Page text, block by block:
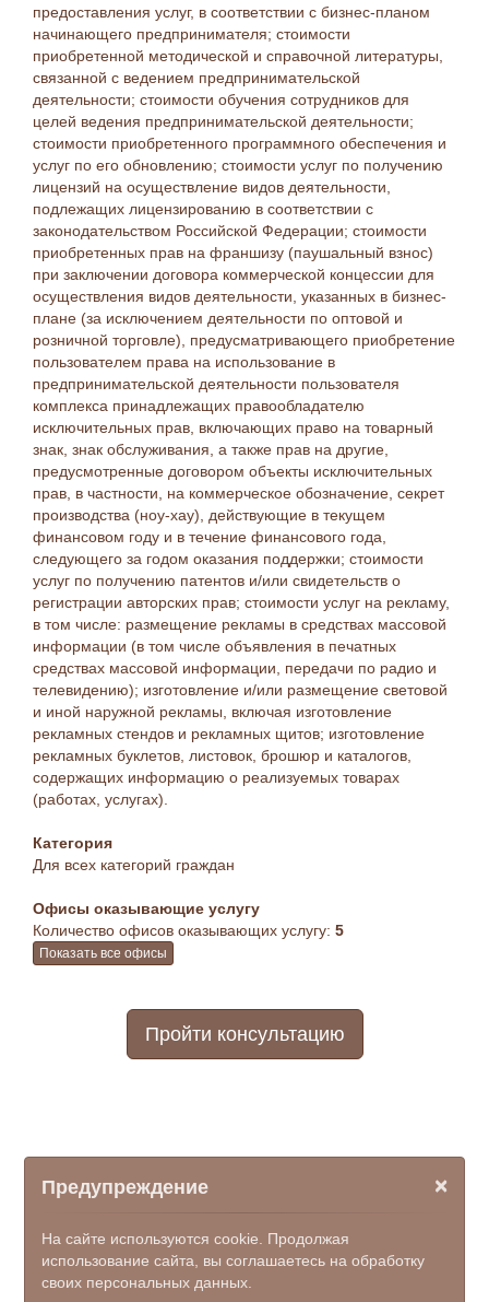
предоставления услуг, в соответствии с бизнес-планом
начинающего предпринимателя; стоимости
приобретенной методической и справочной литературы,
связанной с ведением предпринимательской
деятельности; стоимости обучения сотрудников для
целей ведения предпринимательской деятельности;
стоимости приобретенного программного обеспечения и
услуг по его обновлению; стоимости услуг по получению
лицензий на осуществление видов деятельности,
подлежащих лицензированию в соответствии с
законодательством Российской Федерации; стоимости
приобретенных прав на франшизу (паушальный взнос)
при заключении договора коммерческой концессии для
осуществления видов деятельности, указанных в бизнес-
плане (за исключением деятельности по оптовой и
розничной торговле), предусматривающего приобретение
пользователем права на использование в
предпринимательской деятельности пользователя
комплекса принадлежащих правообладателю
исключительных прав, включающих право на товарный
знак, знак обслуживания, а также прав на другие,
предусмотренные договором объекты исключительных
прав, в частности, на коммерческое обозначение, секрет
производства (ноу-хау), действующие в текущем
финансовом году и в течение финансового года,
следующего за годом оказания поддержки; стоимости
услуг по получению патентов и/или свидетельств о
регистрации авторских прав; стоимости услуг на рекламу,
в том числе: размещение рекламы в средствах массовой
информации (в том числе объявления в печатных
средствах массовой информации, передачи по радио и
телевидению); изготовление и/или размещение световой
и иной наружной рекламы, включая изготовление
рекламных стендов и рекламных щитов; изготовление
рекламных буклетов, листовок, брошюр и каталогов,
содержащих информацию о реализуемых товарах
(работах, услугах).
Категория
Для всех категорий граждан
Офисы оказывающие услугу
Количество офисов оказывающих услугу: 5
Показать все офисы
Пройти консультацию
×
Предупреждение
На сайте используются cookie. Продолжая
использование сайта, вы соглашаетесь на обработку
своих персональных данных.